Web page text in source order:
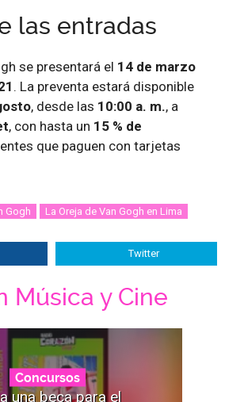
las entradas
se presentará el 14 de marzo
. La preventa estará disponible
, desde las 10:00 a. m., a
, con hasta un 15 % de
que paguen con tarjetas
Gogh La Oreja de Van Gogh en Lima
Twitter
Música y Cine
Concursos
una beca para el